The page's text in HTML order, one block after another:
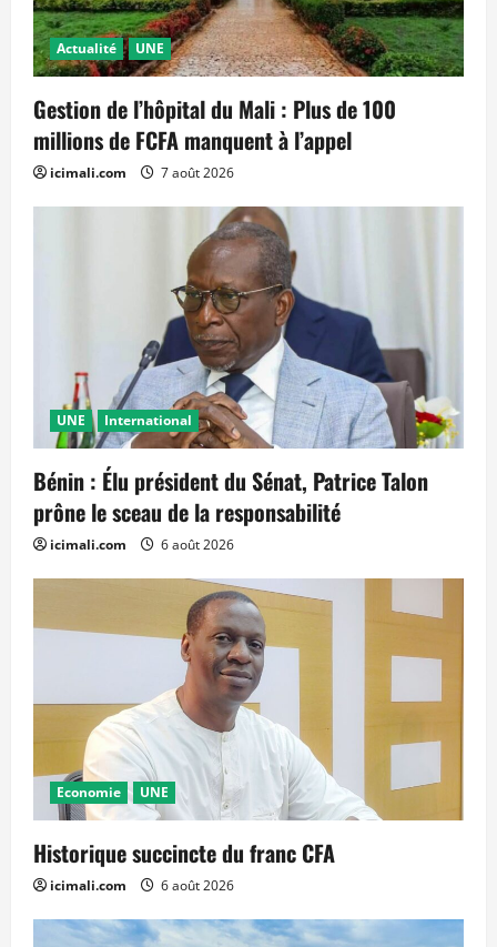
Actualité UNE
Gestion de l’hôpital du Mali : Plus de 100
millions de FCFA manquent à l’appel
icimali.com 7 août 2026
UNE International
Bénin : Élu président du Sénat, Patrice Talon
prône le sceau de la responsabilité
icimali.com 6 août 2026
Economie UNE
Historique succincte du franc CFA
icimali.com 6 août 2026